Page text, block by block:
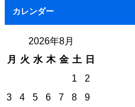
カレンダー
2026年8月
月
火 水 木 金 土 日
1
2
3
4 5 6 7 8
9